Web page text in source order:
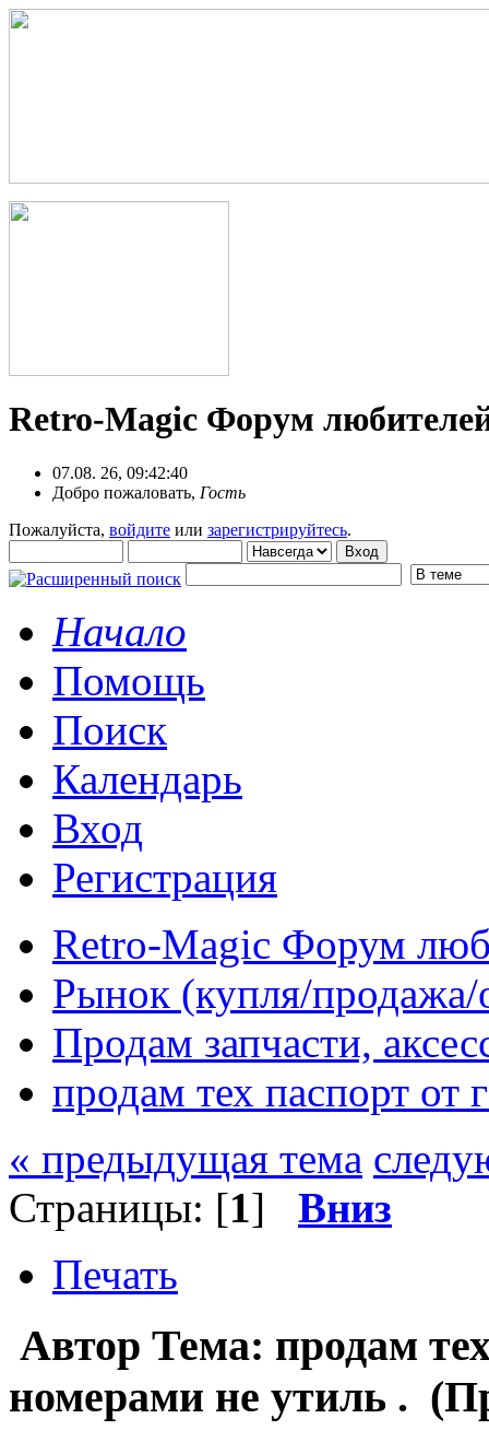
Retro-Magic Форум
07.08. 26, 09:42:40
Добро пожаловать, Гость
Пожалуйста, войдите или зарегистрируйтесь.
Начало
Помощь
Поиск
Календарь
Вход
Регистрация
Retro-Magic Форум
Рынок (купля/продажа/
Продам запчасти,
продам тех паспорт от
« предыдущая тема
Страницы: [1] Вниз
Печать
Автор Тема: продам
номерами не утиль .